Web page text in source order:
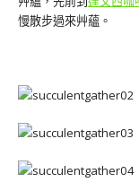
慢散步過來艸蘊。